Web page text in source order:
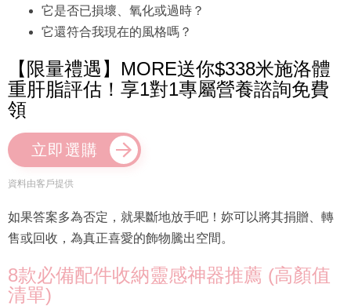
它是否已損壞、氧化或過時？
它還符合我現在的風格嗎？
【限量禮遇】MORE送你$338米施洛體
重肝脂評估！享1對1專屬營養諮詢免費
領
立即選購
資料由客戶提供
如果答案多為否定，就果斷地放手吧！妳可以將其捐贈、轉
售或回收，為真正喜愛的飾物騰出空間。
8款必備配件收納靈感神器推薦 (高顏值
清單)